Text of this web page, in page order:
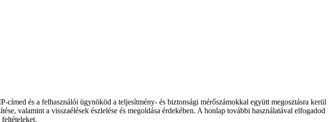
és a felhasználói ügynököd a teljesítmény- és biztonsági mérőszámokkal együtt megosztásra kerül
valamint a visszaélések észlelése és megoldása érdekében. A honlap további használatával elfogadod
feltételeket.